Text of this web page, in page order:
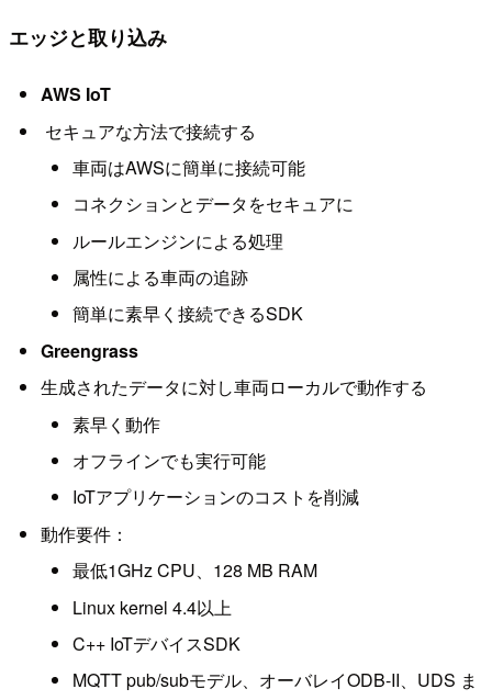
エッジと取り込み
AWS IoT
セキュアな方法で接続する
車両はAWSに簡単に接続可能
コネクションとデータをセキュアに
ルールエンジンによる処理
属性による車両の追跡
簡単に素早く接続できるSDK
Greengrass
生成されたデータに対し車両ローカルで動作する
素早く動作
オフラインでも実行可能
IoTアプリケーションのコストを削減
動作要件：
最低1GHz CPU、128 MB RAM
Linux kernel 4.4以上
C++ IoTデバイスSDK
MQTT pub/subモデル、オーバレイODB-II、UDS ま